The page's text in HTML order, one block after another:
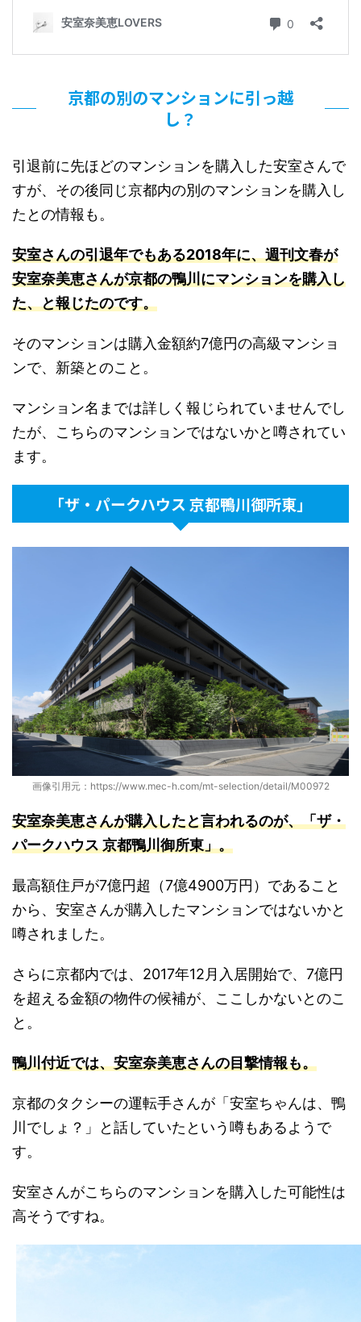
京都の別のマンションに引っ越
し？
引退前に先ほどのマンションを購入した安室さんで
すが、その後同じ京都内の別のマンションを購入し
たとの情報も。
安室さんの引退年でもある2018年に、週刊文春が
安室奈美恵さんが京都の鴨川にマンションを購入し
た、と報じたのです。
そのマンションは購入金額約7億円の高級マンショ
ンで、新築とのこと。
マンション名までは詳しく報じられていませんでし
たが、こちらのマンションではないかと噂されてい
ます。
「ザ・パークハウス 京都鴨川御所東」
画像引用元：https://www.mec-h.com/mt-selection/detail/M00972
安室奈美恵さんが購入したと言われるのが、「ザ・
パークハウス 京都鴨川御所東」。
最高額住戸が7億円超（7億4900万円）であること
から、安室さんが購入したマンションではないかと
噂されました。
さらに京都内では、2017年12月入居開始で、7億円
を超える金額の物件の候補が、ここしかないとのこ
と。
鴨川付近では、安室奈美恵さんの目撃情報も。
京都のタクシーの運転手さんが「安室ちゃんは、鴨
川でしょ？」と話していたという噂もあるようで
す。
安室さんがこちらのマンションを購入した可能性は
高そうですね。